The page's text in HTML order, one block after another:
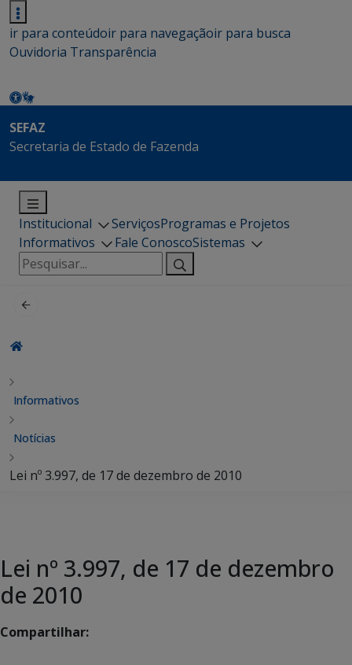
ir para conteúdoir para navegaçãoir para busca
Ouvidoria Transparência
SEFAZ
Secretaria de Estado de Fazenda
Institucional ServiçosProgramas e Projetos
Informativos
Fale ConoscoSistemas
Pesquisar
por:
Informativos
Notícias
Lei nº 3.997, de 17 de dezembro de 2010
Lei nº 3.997, de 17 de dezembro
de 2010
Compartilhar: